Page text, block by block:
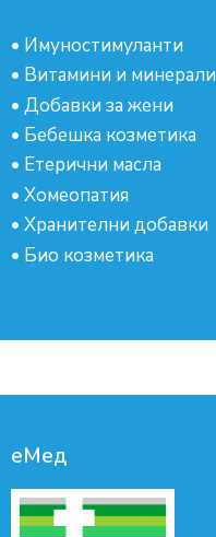
• Имуностимуланти
• Витамини и минерали
• Добавки за жени
• Бебешка козметика
• Етерични масла
• Хомеопатия
• Хранителни добавки
• Био козметика
еМед